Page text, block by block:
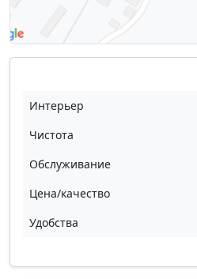
Интерьер
Чистота
Обслуживание
Цена/качество
Удобства